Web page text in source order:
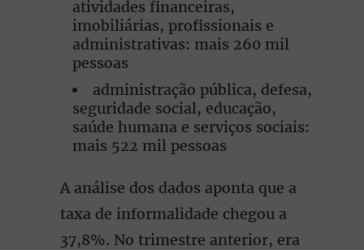
atividades financeiras,
imobiliárias, profissionais e
administrativas: mais 260 mil
pessoas
administração pública, defesa,
seguridade social, educação,
saúde humana e serviços sociais:
mais 522 mil pessoas
A análise dos dados aponta que a
taxa de informalidade chegou a
37,8%. No trimestre anterior, era